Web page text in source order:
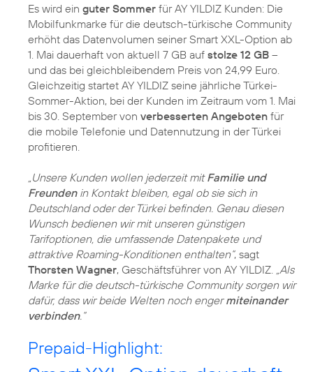
Es wird ein guter Sommer für AY YILDIZ Kunden: Die
Mobilfunkmarke für die deutsch-türkische Community
erhöht das Datenvolumen seiner Smart XXL-Option ab
1. Mai dauerhaft von aktuell 7 GB auf stolze 12 GB –
und das bei gleichbleibendem Preis von 24,99 Euro.
Gleichzeitig startet AY YILDIZ seine jährliche Türkei-
Sommer-Aktion, bei der Kunden im Zeitraum vom 1. Mai
bis 30. September von verbesserten Angeboten für
die mobile Telefonie und Datennutzung in der Türkei
profitieren.
„Unsere Kunden wollen jederzeit mitFamilie und
Freundenin Kontakt bleiben, egal ob sie sich in
Deutschland oder der Türkei befinden. Genau diesen
Wunsch bedienen wir mit unseren günstigen
Tarifoptionen, die umfassende Datenpakete und
attraktive Roaming-Konditionen enthalten“, sagt
Thorsten Wagner, Geschäftsführer von AY YILDIZ.
„Als
Marke für die deutsch-türkische Community sorgen wir
dafür, dass wir beide Welten noch engermiteinander
verbinden.“
Prepaid-Highlight: